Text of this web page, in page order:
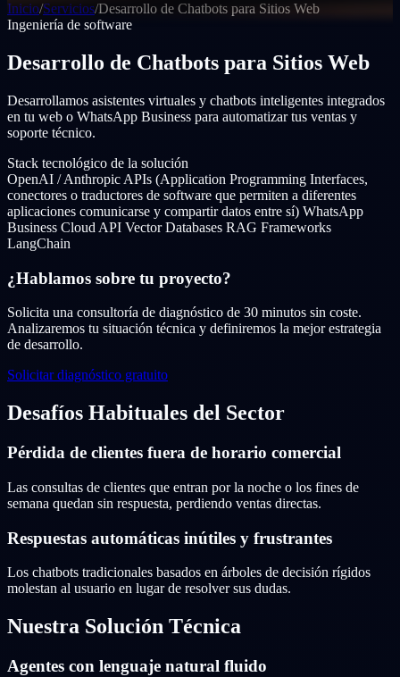
Inicio/Servicios/Desarrollo de Chatbots para Sitios Web
Ingeniería de software
Desarrollo de Chatbots para Sitios Web
Desarrollamos asistentes virtuales y chatbots inteligentes integrados
en tu web o WhatsApp Business para automatizar tus ventas y
soporte técnico.
Stack tecnológico de la solución
OpenAI / Anthropic APIs (Application Programming Interfaces,
conectores o traductores de software que permiten a diferentes
aplicaciones comunicarse y compartir datos entre sí) WhatsApp
Business Cloud API Vector Databases RAG Frameworks
LangChain
¿Hablamos sobre tu proyecto?
Solicita una consultoría de diagnóstico de 30 minutos sin coste.
Analizaremos tu situación técnica y definiremos la mejor estrategia
de desarrollo.
Solicitar diagnóstico gratuito
Desafíos Habituales del Sector
Pérdida de clientes fuera de horario comercial
Las consultas de clientes que entran por la noche o los fines de
semana quedan sin respuesta, perdiendo ventas directas.
Respuestas automáticas inútiles y frustrantes
Los chatbots tradicionales basados en árboles de decisión rígidos
molestan al usuario en lugar de resolver sus dudas.
Nuestra Solución Técnica
Agentes con lenguaje natural fluido